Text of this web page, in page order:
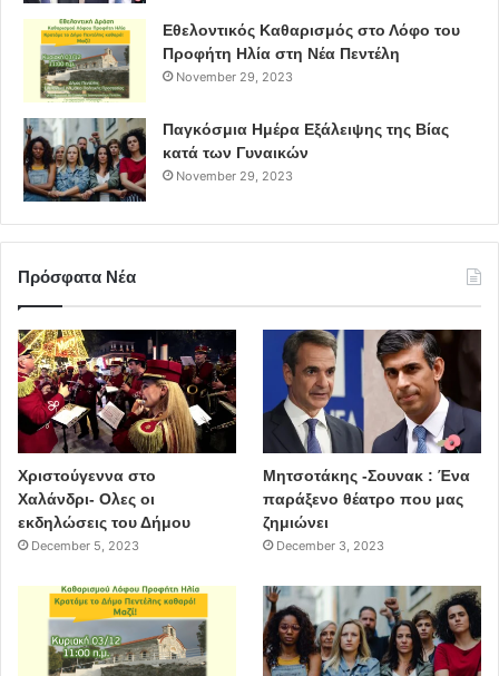
Εθελοντικός Καθαρισμός στο Λόφο του
Προφήτη Ηλία στη Νέα Πεντέλη
November 29, 2023
Παγκόσμια Ημέρα Εξάλειψης της Βίας
κατά των Γυναικών
November 29, 2023
Πρόσφατα Νέα
Χριστούγεννα στο
Χαλάνδρι- Ολες οι
εκδηλώσεις του Δήμου
December 5, 2023
Μητσοτάκης -Σουνακ : Ένα
παράξενο θέατρο που μας
ζημιώνει
December 3, 2023